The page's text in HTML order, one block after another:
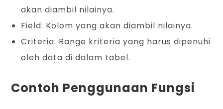
akan diambil nilainya.
Field: Kolom yang akan diambil nilainya.
Criteria: Range kriteria yang harus dipenuhi
oleh data di dalam tabel.
Contoh Penggunaan Fungsi